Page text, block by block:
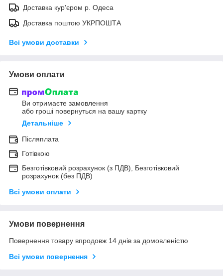
Доставка кур'єром р. Одеса
Доставка поштою УКРПОШТА
Всі умови доставки
Умови оплати
Ви отримаєте замовлення
або гроші повернуться на вашу картку
Детальніше
Післяплата
Готівкою
Безготівковий розрахунок (з ПДВ), Безготівковий
розрахунок (без ПДВ)
Всі умови оплати
Умови повернення
Повернення товару впродовж 14 днів за домовленістю
Всі умови повернення